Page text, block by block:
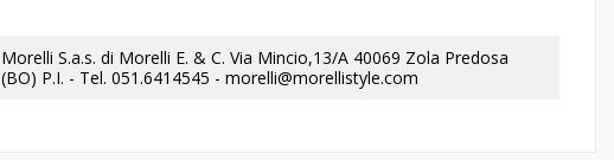
Morelli S.a.s. di Morelli E. & C. Via Mincio,13/A 40069 Zola Predosa
(BO) P.I. - Tel. 051.6414545 - morelli@morellistyle.com